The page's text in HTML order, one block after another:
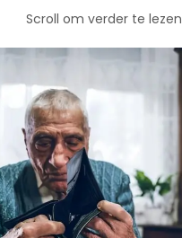
Scroll om verder te lezen